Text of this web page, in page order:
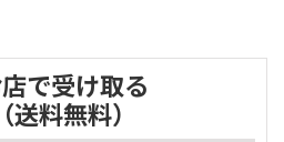
で受け取る
（送料無料）